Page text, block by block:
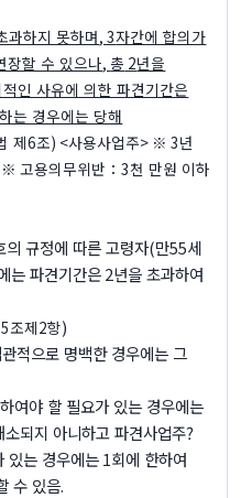
과하지 못하며, 3자간에 합의가
장할 수 있으나,총 2년을
적인 사유에 의한 파견기간은
는 경우에는 당해
제6조) <사용사업주> ※ 3년
※고용의무위반：3천 만원 이하
의 규정에 따른 고령자(만55세
는 파견기간은2년을 초과하여
5조제2항)
적으로 명백한 경우에는 그
여야 할 필요가 있는 경우에는
소되지 아니하고 파견사업주?
있는 경우에는1회에 한하여
수 있음.